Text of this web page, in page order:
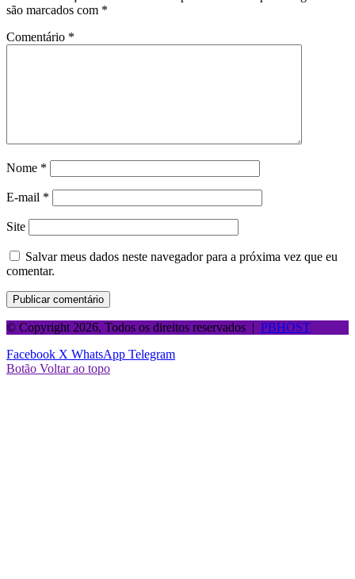
são marcados com *
Comentário *
Nome *
E-mail *
Site
Salvar meus dados neste navegador para a próxima vez que eu
comentar.
© Copyright 2026, Todos os direitos reservados | PBHOST
Facebook X WhatsApp Telegram
Botão Voltar ao topo